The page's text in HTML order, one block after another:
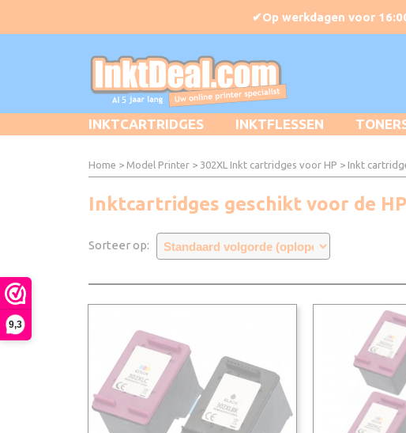
9,3
INKTCARTRIDGES INKTFLESSEN
Home > Model Printer > 302XL Inkt cartridges voor HP > Inkt
Inktcartridges geschikt voor de
Sorteer op: